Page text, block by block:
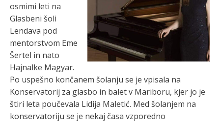
osmimi leti na
Glasbeni šoli
Lendava pod
mentorstvom Eme
Šertel in nato
Hajnalke Magyar.
Po uspešno končanem šolanju se je vpisala na
Konservatorij za glasbo in balet v Mariboru, kjer jo je
štiri leta poučevala Lidija Maletić. Med šolanjem na
konservatoriju se je nekaj časa vzporedno